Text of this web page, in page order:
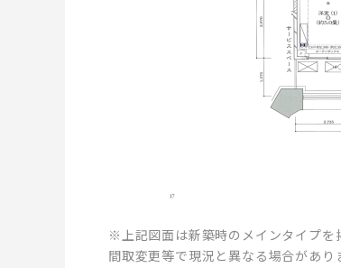
※上記図面は新築時のメインタイプを
間取変更等で現況と異なる場合があり